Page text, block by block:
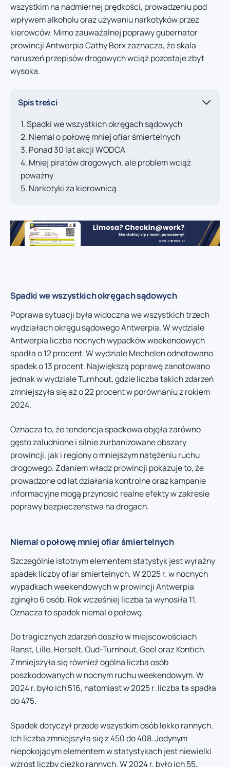
wszystkim na nadmiernej prędkości, prowadzeniu pod
wpływem alkoholu oraz używaniu narkotyków przez
kierowców. Mimo zauważalnej poprawy gubernator
prowincji Antwerpia Cathy Berx zaznacza, że skala
naruszeń przepisów drogowych wciąż pozostaje zbyt
wysoka.
Spis treści
Spadki we wszystkich okręgach sądowych
Niemal o połowę mniej ofiar śmiertelnych
Ponad 30 lat akcji WODCA
Mniej piratów drogowych, ale problem wciąż
poważny
Narkotyki za kierownicą
Spadki we wszystkich okręgach sądowych
Poprawa sytuacji była widoczna we wszystkich trzech
wydziałach okręgu sądowego Antwerpia. W wydziale
Antwerpia liczba nocnych wypadków weekendowych
spadła o 12 procent. W wydziale Mechelen odnotowano
spadek o 13 procent. Największą poprawę zanotowano
jednak w wydziale Turnhout, gdzie liczba takich zdarzeń
zmniejszyła się aż o 22 procent w porównaniu z rokiem
2024.
Oznacza to, że tendencja spadkowa objęła zarówno
gęsto zaludnione i silnie zurbanizowane obszary
prowincji, jak i regiony o mniejszym natężeniu ruchu
drogowego. Zdaniem władz prowincji pokazuje to, że
prowadzone od lat działania kontrolne oraz kampanie
informacyjne mogą przynosić realne efekty w zakresie
poprawy bezpieczeństwa na drogach.
Niemal o połowę mniej ofiar śmiertelnych
Szczególnie istotnym elementem statystyk jest wyraźny
spadek liczby ofiar śmiertelnych. W 2025 r. w nocnych
wypadkach weekendowych w prowincji Antwerpia
zginęło 6 osób. Rok wcześniej liczba ta wynosiła 11.
Oznacza to spadek niemal o połowę.
Do tragicznych zdarzeń doszło w miejscowościach
Ranst, Lille, Herselt, Oud-Turnhout, Geel oraz Kontich.
Zmniejszyła się również ogólna liczba osób
poszkodowanych w nocnym ruchu weekendowym. W
2024 r. było ich 516, natomiast w 2025 r. liczba ta spadła
do 475.
Spadek dotyczył przede wszystkim osób lekko rannych.
Ich liczba zmniejszyła się z 450 do 408. Jedynym
niepokojącym elementem w statystykach jest niewielki
wzrost liczby ciężko rannych. W 2024 r. było ich 55,